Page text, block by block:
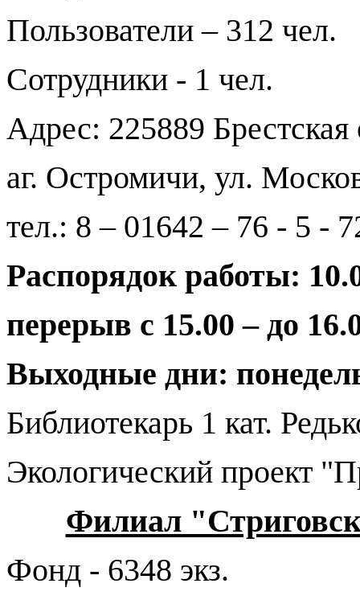
Пользователи – 312 чел.
Сотрудники - 1 чел.
Адрес: 225889
аг. Остромичи, ул.
тел.: 8 – 01642 – 76 - 5 -
Распорядок работы:
перерыв с 15.00 – до
Выходные дни:
Библиотекарь 1 кат.
Экологический проект
Филиал
Фонд - 6348 экз.